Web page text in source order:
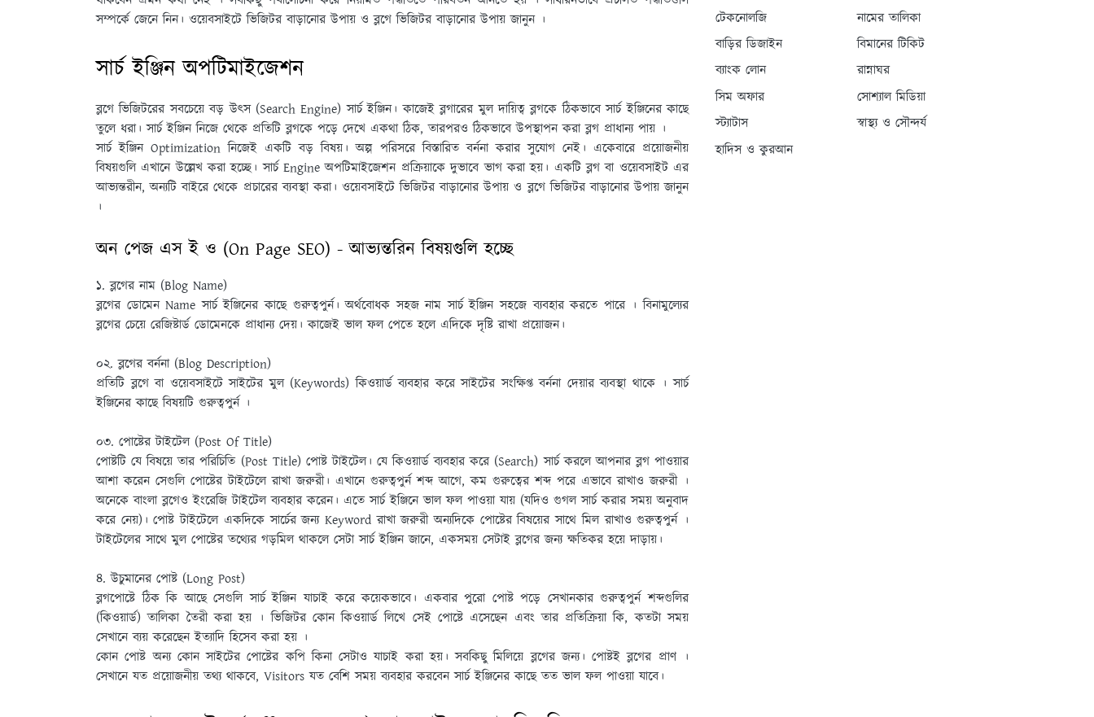
সম্পর্কে জেনে নিন। ওয়েবসাইটে ভিজিটর বাড়ানোর উপায় ও ব্লগে ভিজিটর বাড়ানোর উপায় জানুন ।
সার্চ ইঞ্জিন অপটিমাইজেশন
ব্লগে ভিজিটরের সবচেয়ে বড় উৎস (Search Engine) সার্চ ইঞ্জিন। কাজেই ব্লগারের মুল দায়িত্ব ব্লগকে ঠিকভাবে সার্চ ইঞ্জিনের কাছে
তুলে ধরা। সার্চ ইঞ্জিন নিজে থেকে প্রতিটি ব্লগকে পড়ে দেখে একথা ঠিক, তারপরও ঠিকভাবে উপস্থাপন করা ব্লগ প্রাধান্য পায় ।
সার্চ ইঞ্জিন Optimization নিজেই একটি বড় বিষয়। অল্প পরিসরে বিস্তারিত বর্ননা করার সুযােগ নেই। একেবারে প্রয়ােজনীয়
বিষয়গুলি এখানে উল্লেখ করা হচ্ছে। সার্চ Engine অপটিমাইজেশন প্রক্রিয়াকে দুভাবে ভাগ করা হয়। একটি ব্লগ বা ওয়েবসাইট এর
আভ্যন্তরীন, অন্যটি বাইরে থেকে প্রচারের ব্যবস্থা করা। ওয়েবসাইটে ভিজিটর বাড়ানোর উপায় ও ব্লগে ভিজিটর বাড়ানোর উপায় জানুন
।
অন পেজ এস ই ও (On Page SEO) - আভ্যন্তরিন বিষয়গুলি হচ্ছে
১. ব্লগের নাম (Blog Name)
ব্লগের ডােমেন Name সার্চ ইঞ্জিনের কাছে গুরুত্বপুর্ন। অর্থবােধক সহজ নাম সার্চ ইঞ্জিন সহজে ব্যবহার করতে পারে । বিনামুল্যের
ব্লগের চেয়ে রেজিষ্টার্ড ডােমেনকে প্রাধান্য দেয়। কাজেই ভাল ফল পেতে হলে এদিকে দৃষ্টি রাখা প্রয়ােজন।
০২. ব্লগের বর্ননা (Blog Description)
প্রতিটি ব্লগে বা ওয়েবসাইটে সাইটের মুল (Keywords) কিওয়ার্ড ব্যবহার করে সাইটের সংক্ষিপ্ত বর্ননা দেয়ার ব্যবস্থা থাকে । সার্চ
ইঞ্জিনের কাছে বিষয়টি গুরুত্বপুর্ন ।
০৩. পােষ্টের টাইটেল (Post Of Title)
পােষ্টটি যে বিষয়ে তার পরিচিতি (Post Title) পােষ্ট টাইটেল। যে কিওয়ার্ড ব্যবহার করে (Search) সার্চ করলে আপনার ব্লগ পাওয়ার
আশা করেন সেগুলি পােষ্টের টাইটেলে রাখা জরুরী। এখানে গুরুত্বপুর্ন শব্দ আগে, কম গুরুত্বের শব্দ পরে এভাবে রাখাও জরুরী ।
অনেকে বাংলা ব্লগেও ইংরেজি টাইটেল ব্যবহার করেন। এতে সার্চ ইঞ্জিনে ভাল ফল পাওয়া যায় (যদিও গুগল সার্চ করার সময় অনুবাদ
করে নেয়)। পােষ্ট টাইটেলে একদিকে সার্চের জন্য Keyword রাখা জরুরী অন্যদিকে পােষ্টের বিষয়ের সাথে মিল রাখাও গুরুত্বপুর্ন ।
টাইটেলের সাথে মুল পােষ্টের তথ্যের গড়মিল থাকলে সেটা সার্চ ইঞ্জিন জানে, একসময় সেটাই ব্লগের জন্য ক্ষতিকর হয়ে দাড়ায়।
৪. উচুমানের পােষ্ট (Long Post)
ব্লগপােষ্টে ঠিক কি আছে সেগুলি সার্চ ইঞ্জিন যাচাই করে কয়েকভাবে। একবার পুরাে পােষ্ট পড়ে সেখানকার গুরুত্বপুর্ন শব্দগুলির
(কিওয়ার্ড) তালিকা তৈরী করা হয় । ভিজিটর কোন কিওয়ার্ড লিখে সেই পােষ্টে এসেছেন এবং তার প্রতিক্রিয়া কি, কতটা সময়
সেখানে ব্যয় করেছেন ইত্যাদি হিসেব করা হয় ।
কোন পােষ্ট অন্য কোন সাইটের পােষ্টের কপি কিনা সেটাও যাচাই করা হয়। সবকিছু মিলিয়ে ব্লগের জন্য। পােষ্টই ব্লগের প্রাণ ।
সেখানে যত প্রয়ােজনীয় তথ্য থাকবে, Visitors যত বেশি সময় ব্যবহার করবেন সার্চ ইঞ্জিনের কাছে তত ভাল ফল পাওয়া যাবে।
টেকনোলজি
নামের তালিকা
বাড়ির ডিজাইন
বিমানের টিকিট
ব্যাংক লোন
রান্নাঘর
সিম অফার
সোশ্যাল মিডিয়া
স্ট্যাটাস
স্বাস্থ্য ও সৌন্দর্য
হাদিস ও কুরআন